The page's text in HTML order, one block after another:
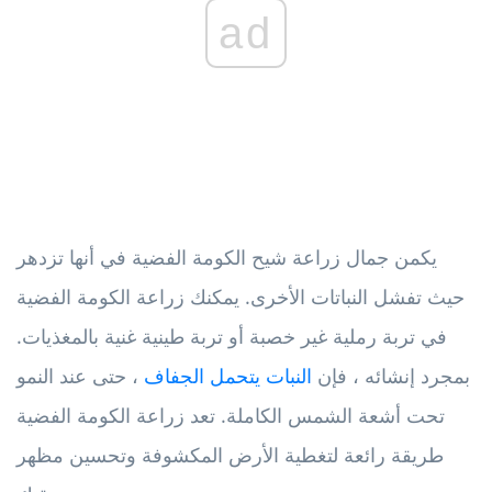
ad
يكمن جمال زراعة شيح الكومة الفضية في أنها تزدهر
حيث تفشل النباتات الأخرى. يمكنك زراعة الكومة الفضية
في تربة رملية غير خصبة أو تربة طينية غنية بالمغذيات.
بمجرد إنشائه ، فإن النبات يتحمل الجفاف ، حتى عند النمو
تحت أشعة الشمس الكاملة. تعد زراعة الكومة الفضية
طريقة رائعة لتغطية الأرض المكشوفة وتحسين مظهر